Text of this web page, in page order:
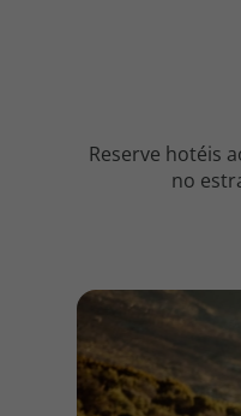
Reserve hotéis
no